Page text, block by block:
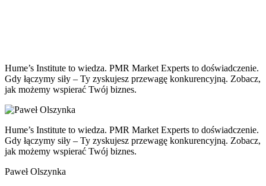
Hume’s Institute to wiedza. PMR Market Experts to doświadczenie.
Gdy łączymy siły – Ty zyskujesz przewagę konkurencyjną. Zobacz,
jak możemy wspierać Twój biznes.
Hume’s Institute to wiedza. PMR Market Experts to doświadczenie.
Gdy łączymy siły – Ty zyskujesz przewagę konkurencyjną. Zobacz,
jak możemy wspierać Twój biznes.
Paweł Olszynka